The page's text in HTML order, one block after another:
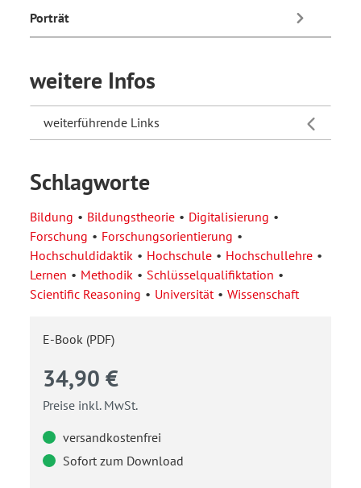
Porträt
weitere Infos
weiterführende Links
Schlagworte
Bildung Bildungstheorie
Digitalisierung
Forschung
Forschungsorientierung
Hochschuldidaktik
Hochschule
Hochschullehre
Lernen
Methodik
Schlüsselqualifiktation
Scientific Reasoning
Universität Wissenschaft
E-Book (PDF)
34,90 €
Preise inkl. MwSt.
versandkostenfrei
Sofort zum Download